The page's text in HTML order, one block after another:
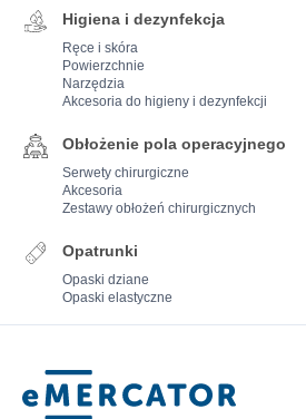
Higiena i dezynfekcja
Ręce i skóra
Powierzchnie
Narzędzia
Akcesoria do higieny i dezynfekcji
Obłożenie pola operacyjnego
Serwety chirurgiczne
Akcesoria
Zestawy obłożeń chirurgicznych
Opatrunki
Opaski dziane
Opaski elastyczne
Mercator